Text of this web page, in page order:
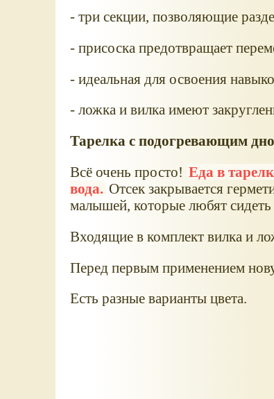
- три секции, позволяющие
- присоска предотвращает
- идеальная для освоения
- ложка и вилка имеют
Тарелка с подогревающим
Всё очень просто! Еда в
вода. Отсек закрывается
малышей, которые любят сидеть
Входящие в комплект вилка и
Перед первым применением
Есть разные варианты цвета.